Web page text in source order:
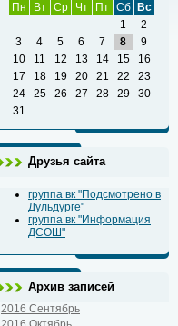
Пн
Вт Ср Чт Пт Сб
Вс
1
2
3
4 5 6 7 8
9
10
11 12 13 14 15
16
17
18 19 20 21 22
23
24
25 26 27 28 29
30
31
Друзья сайта
группа вк "Подсмотрено в
Дульдурге"
группа вк "Информация
ДСОШ"
Архив записей
2016 Сентябрь